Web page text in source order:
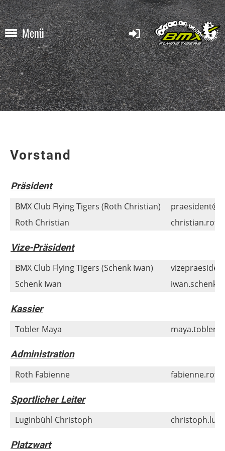
Menü
Vorstand
Präsident
BMX Club Flying Tigers (Roth Christian)
Roth Christian
Vize-Präsident
BMX Club Flying Tigers (Schenk Iwan)
Schenk Iwan
Kassier
Tobler Maya
Administration
Roth Fabienne
Sportlicher Leiter
Luginbühl Christoph
Platzwart